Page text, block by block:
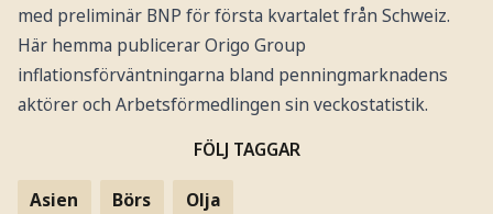
med preliminär BNP för första kvartalet från Schweiz.
Här hemma publicerar Origo Group
inflationsförväntningarna bland penningmarknadens
aktörer och Arbetsförmedlingen sin veckostatistik.
FÖLJ TAGGAR
Asien Börs Olja